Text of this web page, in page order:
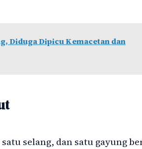
Diduga Dipicu Kemacetan dan
selang, dan satu gayung